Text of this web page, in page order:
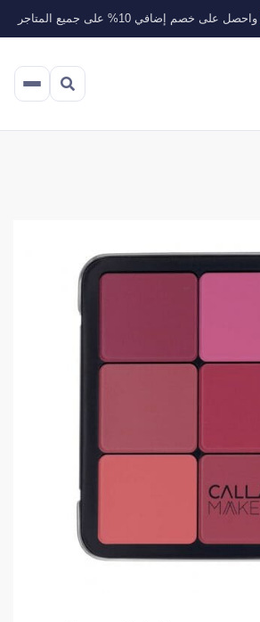
واحصل على خصم إضافي 10% على جميع المتاجر